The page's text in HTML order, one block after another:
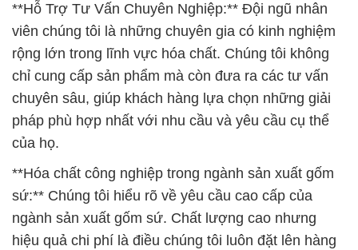
**Hỗ Trợ Tư Vấn Chuyên Nghiệp:** Đội ngũ nhân
viên chúng tôi là những chuyên gia có kinh nghiệm
rộng lớn trong lĩnh vực hóa chất. Chúng tôi không
chỉ cung cấp sản phẩm mà còn đưa ra các tư vấn
chuyên sâu, giúp khách hàng lựa chọn những giải
pháp phù hợp nhất với nhu cầu và yêu cầu cụ thể
của họ.
**Hóa chất công nghiệp trong ngành sản xuất gốm
sứ:** Chúng tôi hiểu rõ về yêu cầu cao cấp của
ngành sản xuất gốm sứ. Chất lượng cao nhưng
hiệu quả chi phí là điều chúng tôi luôn đặt lên hàng